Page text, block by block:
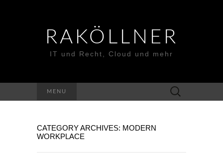
RAKÖLLNER
IT und Recht, Cloud und mehr
MENU
Suchen
nach:
CATEGORY ARCHIVES: MODERN
WORKPLACE